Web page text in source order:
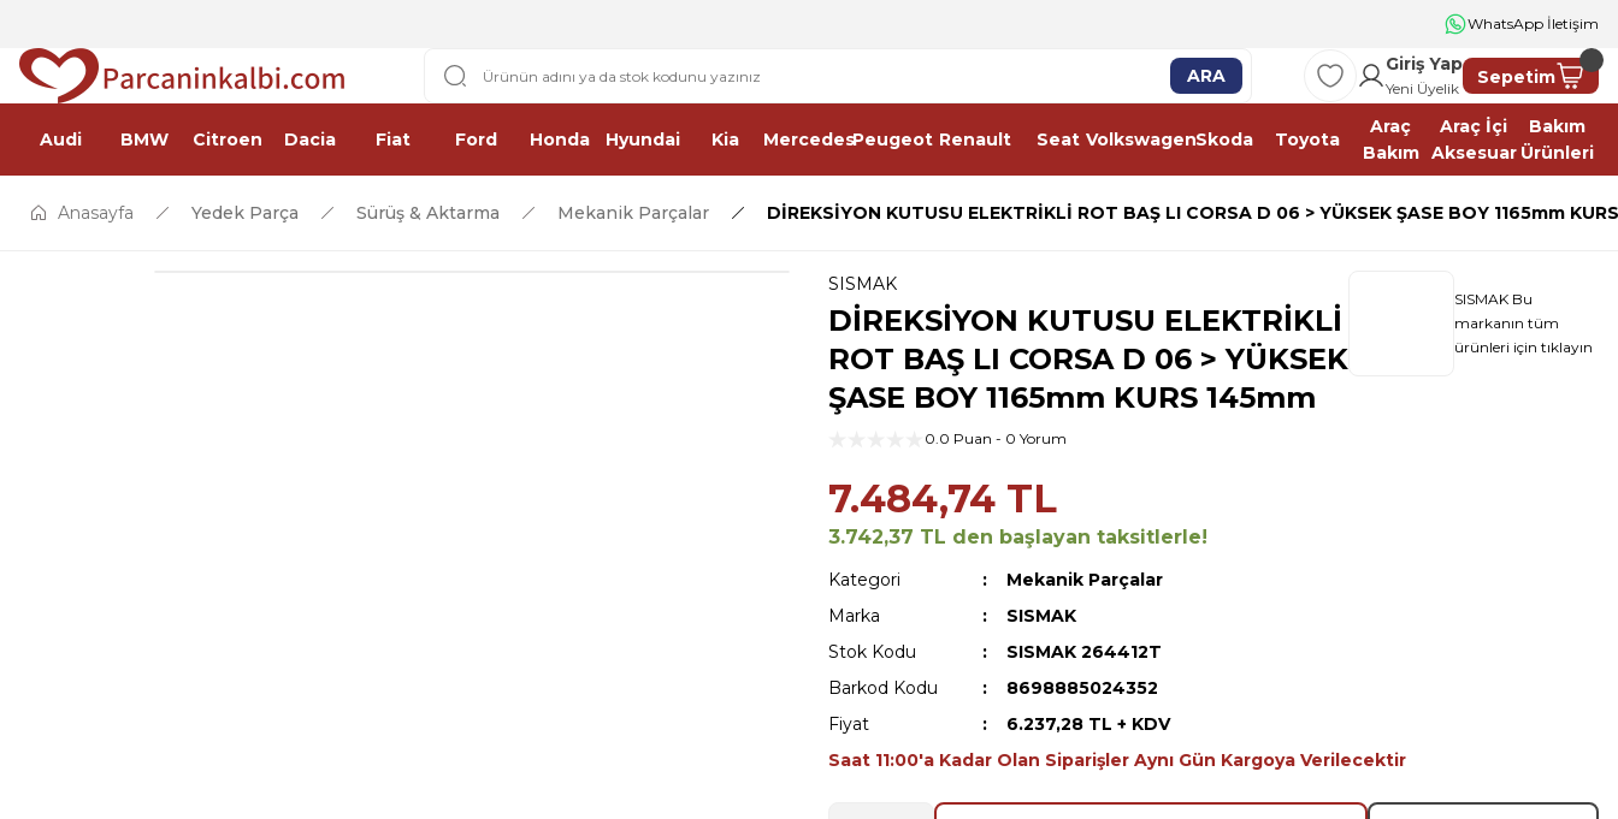
2500 TL ÜSTÜ ÜCRETSİZ KARGO
WhatsApp İletişim
ARA
Giriş Yap
Yeni Üyelik
Sepetim
Audi BMW Citroen Dacia Fiat Ford Honda Hyundai Kia MercedesPeugeot Renault Seat VolkswagenSkoda Toyota
Araç
Bakım
Araç İçi
Aksesuar
Bakım
Ürünleri
Anasayfa Yedek Parça Sürüş & Aktarma Mekanik Parçalar DİREKSİYON KUTUSU ELEKTRİKLİ ROT BAŞ LI CORSA D 06 > YÜKSEK ŞASE BOY 1165mm
SISMAK
DİREKSİYON KUTUSU ELEKTRİKLİ
ROT BAŞ LI CORSA D 06 > YÜKSEK
ŞASE BOY 1165mm KURS 145mm
SISMAK Bu
markanın tüm
ürünleri için tıklayın
0.0 Puan - 0 Yorum
7.484,74 TL
3.742,37 TL den başlayan taksitlerle!
Kategori
Mekanik Parçalar
Marka
SISMAK
Stok Kodu
SISMAK 264412T
Barkod Kodu
8698885024352
Fiyat
6.237,28 TL + KDV
Saat 11:00'a Kadar Olan Siparişler Aynı Gün Kargoya Verilecektir